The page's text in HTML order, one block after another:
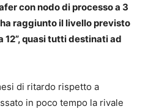
con nodo di processo a 3
raggiunto il livello previsto
quasi tutti destinati ad
di ritardo rispetto a
in poco tempo la rivale